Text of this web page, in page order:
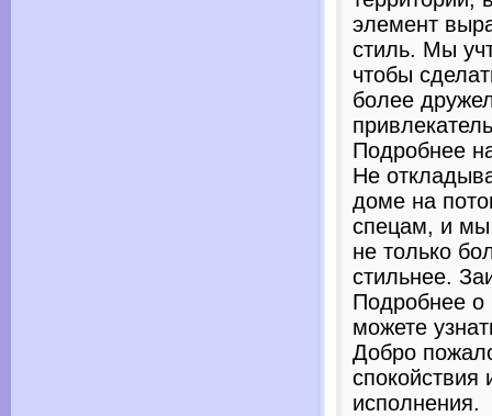
элемент
стиль. Мы
чтобы
более
Подробнее
Не
доме на
спецам, и
не только
стильнее.
Подробнее
можете
Добро
спокойствия
исполнения.